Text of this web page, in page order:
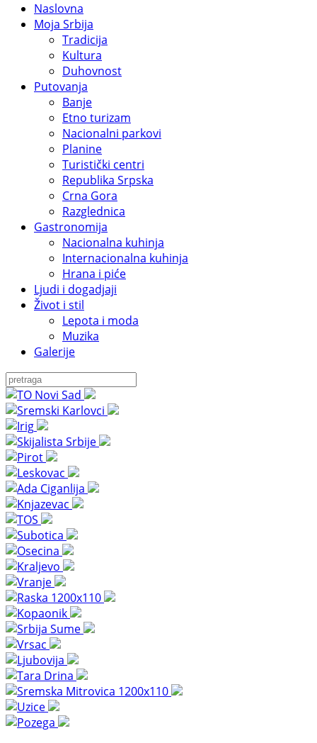
Naslovna
Moja Srbija
Tradicija
Kultura
Duhovnost
Putovanja
Banje
Etno turizam
Nacionalni parkovi
Planine
Turistički centri
Republika Srpska
Crna Gora
Razglednica
Gastronomija
Nacionalna kuhinja
Internacionalna kuhinja
Hrana i piće
Ljudi i dogadjaji
Život i stil
Lepota i moda
Muzika
Galerije